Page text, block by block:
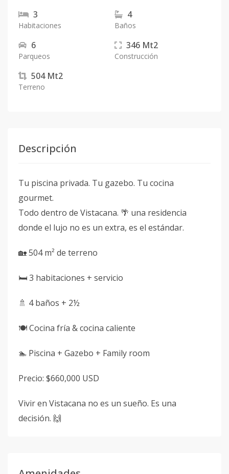
3
Habitaciones
4
Baños
6
Parqueos
346 Mt2
Construcción
504 Mt2
Terreno
Descripción
Tu piscina privada. Tu gazebo. Tu cocina
gourmet.
Todo dentro de Vistacana. 🌴 una residencia
donde el lujo no es un extra, es el estándar.
🏡 504 m² de terreno
🛏 3 habitaciones + servicio
🚿 4 baños + 2½
🍽 Cocina fría & cocina caliente
🏊 Piscina + Gazebo + Family room
Precio: $660,000 USD
Vivir en Vistacana no es un sueño. Es una
decisión. 🙌